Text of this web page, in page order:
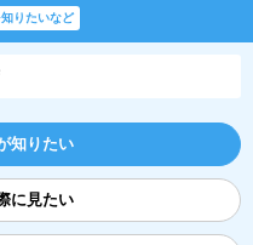
りたいなど
知りたい
に見たい